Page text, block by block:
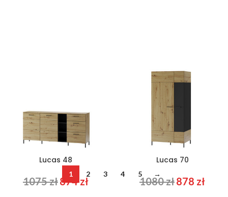
Lucas 48
1075zł874zł
Lucas 70
1080zł878 zł
1 2 3 4 5 →